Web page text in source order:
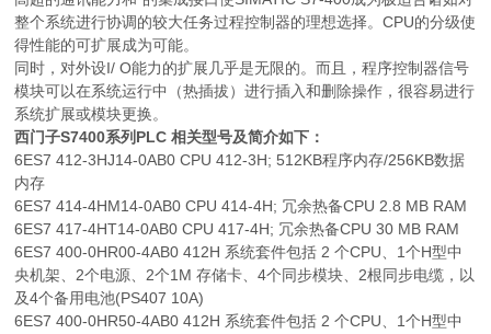
整个系统进行协调的较大任务过程控制器的理想选择。CPU的分级使
得性能的可扩展成为可能。
同时，对外设I/ O能力的扩展几乎是无限的。而且，程序控制器信号
模块可以在系统运行中（热插拔）进行插入和删除操作，很容易进行
系统扩展或模块更换。
西门子S7400系列PLC 相关型号及简介如下：
6ES7 412-3HJ14-0AB0 CPU 412-3H; 512KB程序内存/256KB数据
内存
6ES7 414-4HM14-0AB0 CPU 414-4H; 冗余热备CPU 2.8 MB RAM
6ES7 417-4HT14-0AB0 CPU 417-4H; 冗余热备CPU 30 MB RAM
6ES7 400-0HR00-4AB0 412H 系统套件包括 2 个CPU、1个H型中
央机架、2个电源、2个1M 存储卡、4个同步模块、2根同步电缆，以
及4个备用电池(PS407 10A)
6ES7 400-0HR50-4AB0 412H 系统套件包括 2 个CPU、1个H型中